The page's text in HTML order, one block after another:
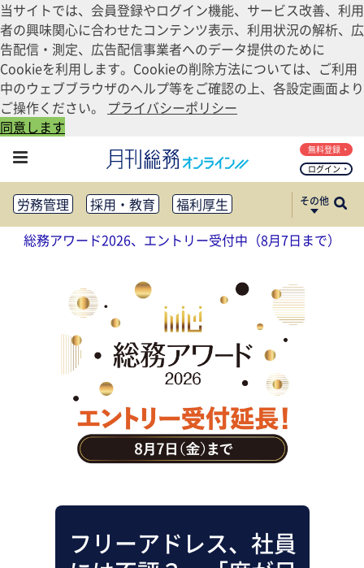
当サイトでは、会員登録やログイン機能、サービス改善、利用
者の興味関心に合わせたコンテンツ表示、利用状況の解析、広
告配信・測定、広告配信事業者へのデータ提供のために
Cookieを利用します。Cookieの削除方法については、ご利用
中のウェブブラウザのヘルプ等をご確認の上、各設定画面より
ご操作ください。 プライバシーポリシー
同意します
ログイン
無料登録
労務管理 採用・教育
福利厚生
健康経営
働き方改革
法務・コンプライアンス
リスクマネジメント・BCP
社外・社内広報
社外・社内コミュニケーション活性化
FM・オフィス移転
CSR・SDGs
テクノロジー活用・DX
助成金・補助金・コスト削減
アウトソーシング・BPO
調査・レポート
その他
総務アワード2026、エントリー受付中（8月7日まで）
フリーアドレス、社員